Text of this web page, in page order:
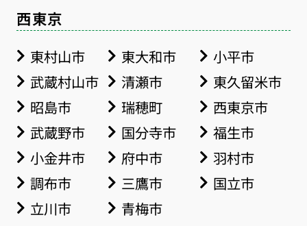
西東京
東村山市 東大和市
小平市
武蔵村山市
清瀬市
東久留米市
昭島市
瑞穂町
西東京市
武蔵野市
国分寺市
福生市
小金井市
府中市
羽村市
調布市
三鷹市
国立市
立川市
青梅市